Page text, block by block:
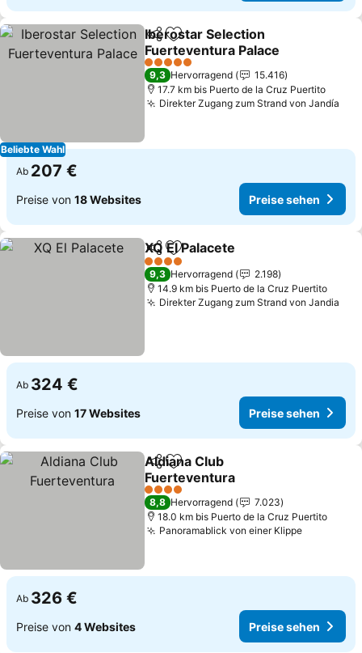
Beliebte Wahl
TeilenZu Favoriten hinzufügen
Iberostar Selection
Fuerteventura Palace
Preise sehen
5 Sterne
9,3 Hervorragend
15.416
17.7 km bis Puerto de la Cruz Puertito
Direkter Zugang zum Strand von Jandía
Ab 207 €
Preise von 18 Websites Preise sehen
TeilenZu Favoriten hinzufügen
XQ El Palacete
4 Sterne
9,3 Hervorragend
2.198
14.9 km bis Puerto de la Cruz Puertito
Direkter Zugang zum Strand von Jandia
Ab 324 €
Preise von 17 Websites Preise sehen
TeilenZu Favoriten hinzufügen
Aldiana Club
Fuerteventura
Preise sehen
4 Sterne
8,8 Hervorragend
7.023
18.0 km bis Puerto de la Cruz Puertito
Panoramablick von einer KlippePreise
Ab 326 €
Preise von 4 Websites Preise sehen